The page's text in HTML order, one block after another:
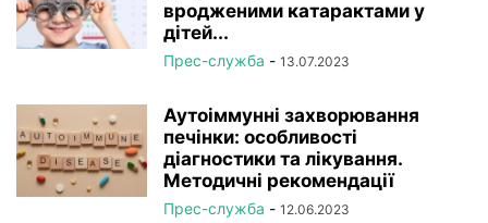
вродженими катарактами у
дітей...
Прес-служба - 13.07.2023
Аутоіммунні захворювання
печінки: особливості
діагностики та лікування.
Методичні рекомендації
Прес-служба - 12.06.2023